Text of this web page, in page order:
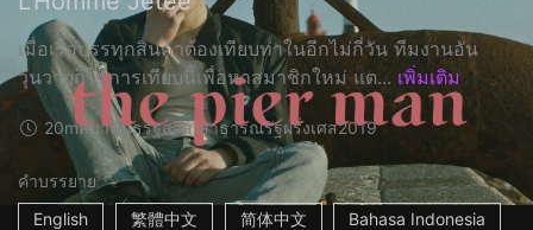
เมื่อเรือบรรทุกสินค้าต้องเทียบท่าในอีกไม่กี่วัน ทีมงานอัน
วุ่นวายก็ใช้การเทียบนี้เพื่อหาสมาชิกใหม่ แต... เพิ่มเติม
20mสมาพันธรัฐสวิส/สาธารณรัฐฝรั่งเศส2019
คำบรรยาย
English
繁體中文 简体中文 Bahasa Indonesia